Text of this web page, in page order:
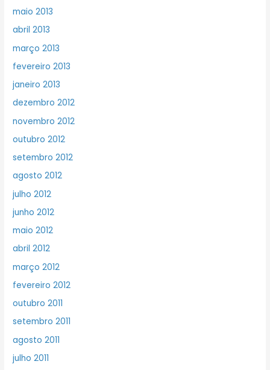
maio 2013
abril 2013
março 2013
fevereiro 2013
janeiro 2013
dezembro 2012
novembro 2012
outubro 2012
setembro 2012
agosto 2012
julho 2012
junho 2012
maio 2012
abril 2012
março 2012
fevereiro 2012
outubro 2011
setembro 2011
agosto 2011
julho 2011